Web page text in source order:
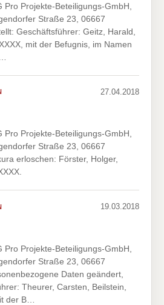
Pro Projekte-Beteiligungs-GmbH,
Straße 23, 06667
Geschäftsführer: Geitz, Harald,
mit der Befugnis, im Namen
27.04.2018
Pro Projekte-Beteiligungs-GmbH,
Straße 23, 06667
erloschen: Förster, Holger,
19.03.2018
Pro Projekte-Beteiligungs-GmbH,
Straße 23, 06667
Daten geändert,
Theurer, Carsten, Beilstein,
der B…